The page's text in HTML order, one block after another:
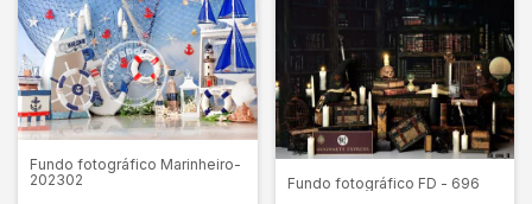
Fundo fotográfico Marinheiro-
202302
Fundo fotográfico FD - 696